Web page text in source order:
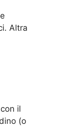
Altra
il
(o